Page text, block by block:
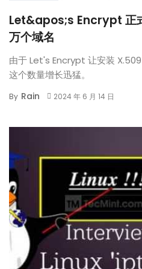
Let&apos;s Encrypt 正
万个域名
由于 Let's Encrypt 让安装
这个数量增长迅猛。
By Rain 2024 年 6 月 14 日